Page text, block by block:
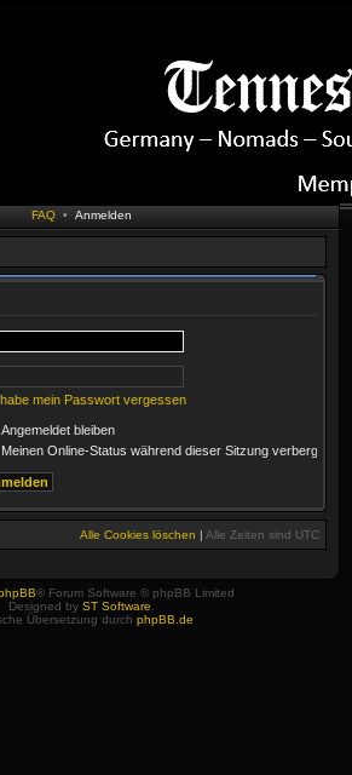
FAQ • Anmelden
mein Passwort vergessen
Angemeldet bleiben
Meinen Online-Status während dieser Sitzung verbergen
Alle Cookies löschen | Alle Zeiten sind UTC
® Forum Software © phpBB Limited
Designed by ST Software
Übersetzung durch phpBB.de